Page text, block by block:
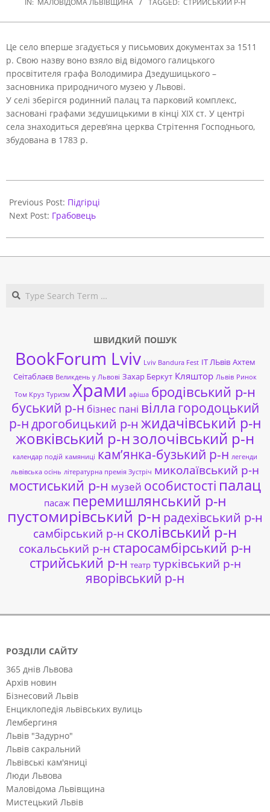
IN: МАЛОВІДОМА ЛЬВІВЩИНА TAGGED: СТРИЙСЬКИЙ Р-Н
Це село вперше згадується у письмових документах за 1511
р. Свою назву воно взяло від відомого галицького
просвітителя графа Володимира Дзедушицького –
засновника природничого музею у Львові.
У селі зберігся родинний палац та парковий комплекс,
засновані графами зєдушицькими в кінці ХІХ ст. У центрі
села знаходиться дерев’яна церква Стрітення Господнього,
збудована в 1783 р.
11-
07
Previous Post: Підгірці
Next Post: Грабовець
ШВИДКИЙ ПОШУК
BookForum Lviv Lviv Bandura Fest ІТ ЛЬвів Ахтем
Сеітаблаєв Великдень у Львові Захар Беркут Кляштор Львів Ринок
Том Круз Туризм Храми афіша бродівський р-н
буський р-н бізнес пані вілла городоцький
р-ндрогобицький р-н жидачівський р-н
жовківський р-нзолочівський р-н
календар подій камяниці кам’янка-бузький р-н легенди
львівська осінь літературна премія Зустріч миколаївський р-н
мостиський р-н музей особистості палац
пасаж перемишлянський р-н
пустомирівський р-н радехівський р-н
самбірський р-н сколівський р-н
сокальський р-н старосамбірський р-н
стрийський р-н театр турківський р-н
яворівський р-н
РОЗДІЛИ САЙТУ
365 днів Львова
Архів новин
Бізнесовий Львів
Енциклопедія львівських вулиць
Лембергиня
Львів "Задурно"
Львів сакральний
Львівські кам'яниці
Люди Львова
Маловідома Львівщина
Мистецький Львів